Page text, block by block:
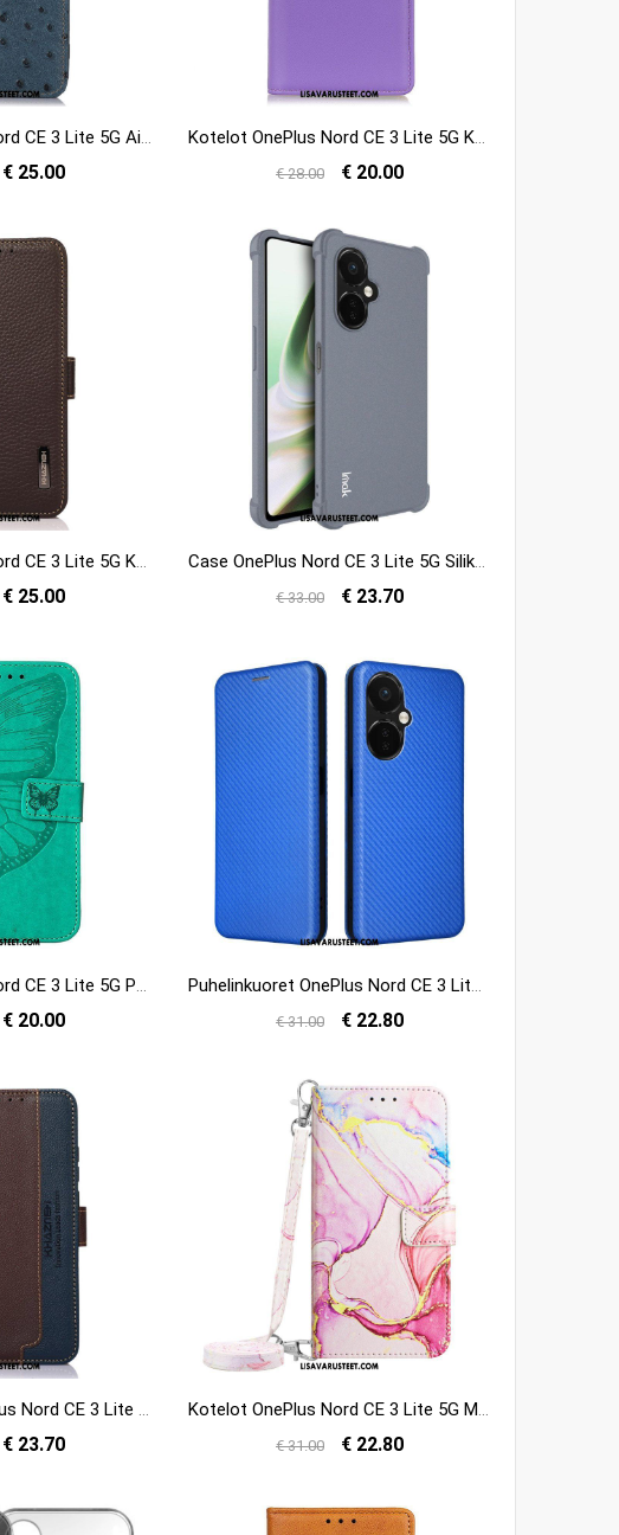
Kotelot OnePlus Nord CE 3 Lite 5G Aito Kuvioitu Nahka Rfid
€ 25.00
Kotelot OnePlus Nord CE 3 Lite 5G Keinonahka
€ 28.00 € 20.00
Kotelot OnePlus Nord CE 3 Lite 5G Khazneh Litsi Nahka
€ 25.00
Case OnePlus Nord CE 3 Lite 5G Silikoni Matta Airbags Imak
€ 33.00 € 23.70
€ 20.00 € 31.00 € 22.80
€ 23.70 € 31.00 € 22.80